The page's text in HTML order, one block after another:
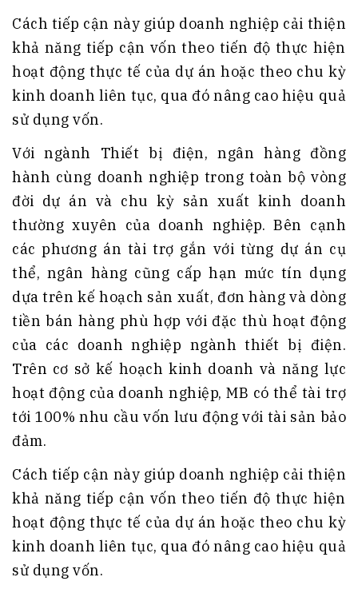
Cách tiếp cận này giúp doanh nghiệp cải thiện
khả năng tiếp cận vốn theo tiến độ thực hiện
hoạt động thực tế của dự án hoặc theo chu kỳ
kinh doanh liên tục, qua đó nâng cao hiệu quả
sử dụng vốn.
Với ngành Thiết bị điện, ngân hàng đồng
hành cùng doanh nghiệp trong toàn bộ vòng
đời dự án và chu kỳ sản xuất kinh doanh
thường xuyên của doanh nghiệp. Bên cạnh
các phương án tài trợ gắn với từng dự án cụ
thể, ngân hàng cũng cấp hạn mức tín dụng
dựa trên kế hoạch sản xuất, đơn hàng và dòng
tiền bán hàng phù hợp với đặc thù hoạt động
của các doanh nghiệp ngành thiết bị điện.
Trên cơ sở kế hoạch kinh doanh và năng lực
hoạt động của doanh nghiệp, MB có thể tài trợ
tới 100% nhu cầu vốn lưu động với tài sản bảo
đảm.
Cách tiếp cận này giúp doanh nghiệp cải thiện
khả năng tiếp cận vốn theo tiến độ thực hiện
hoạt động thực tế của dự án hoặc theo chu kỳ
kinh doanh liên tục, qua đó nâng cao hiệu quả
sử dụng vốn.